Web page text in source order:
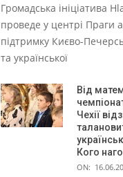
Громадська ініціатива
проведе у центрі Праги
підтримку Києво-
та української
Від
Чехії
Кого
ON: